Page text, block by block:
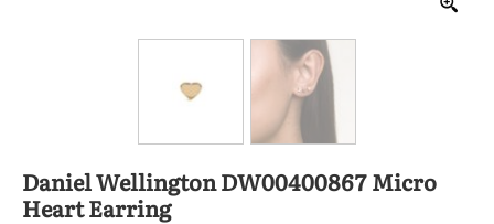
Daniel Wellington DW00400867 Micro
Heart Earring